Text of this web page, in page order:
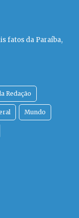
fatos da Paraíba,
Redação
Mundo